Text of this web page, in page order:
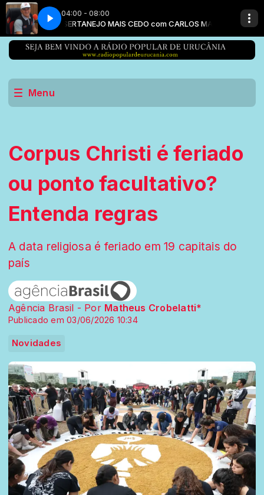
04:00 - 08:00
MACEDO SERTANEJO MAIS CEDO com CARLOS MACEDO
Menu
Corpus Christi é feriado
ou ponto facultativo?
Entenda regras
A data religiosa é feriado em 19 capitais do
país
Agência Brasil - Por Matheus Crobelatti*
Publicado em 03/06/2026 10:34
Novidades